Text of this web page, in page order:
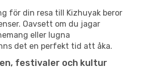
för din resa till Kizhuyak beror
Oavsett om du jagar
eller lugna
det en perfekt tid att åka.
festivaler och kultur